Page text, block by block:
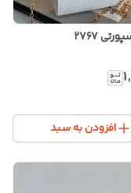
۲۷۶۷
افزودن به سبد